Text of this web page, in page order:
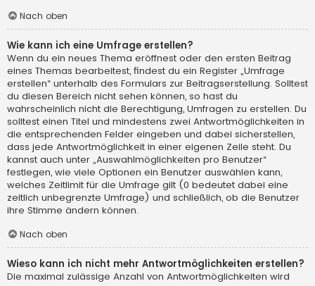
Nach oben
Wie kann ich eine Umfrage erstellen?
Wenn du ein neues Thema eröffnest oder den ersten Beitrag
eines Themas bearbeitest, findest du ein Register „Umfrage
erstellen“ unterhalb des Formulars zur Beitragserstellung. Solltest
du diesen Bereich nicht sehen können, so hast du
wahrscheinlich nicht die Berechtigung, Umfragen zu erstellen. Du
solltest einen Titel und mindestens zwei Antwortmöglichkeiten in
die entsprechenden Felder eingeben und dabei sicherstellen,
dass jede Antwortmöglichkeit in einer eigenen Zeile steht. Du
kannst auch unter „Auswahlmöglichkeiten pro Benutzer“
festlegen, wie viele Optionen ein Benutzer auswählen kann,
welches Zeitlimit für die Umfrage gilt (0 bedeutet dabei eine
zeitlich unbegrenzte Umfrage) und schließlich, ob die Benutzer
ihre Stimme ändern können.
Nach oben
Wieso kann ich nicht mehr Antwortmöglichkeiten erstellen?
Die maximal zulässige Anzahl von Antwortmöglichkeiten wird